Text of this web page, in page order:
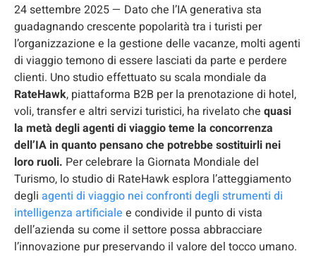
24 settembre 2025 — Dato che l’IA generativa sta
guadagnando crescente popolarità tra i turisti per
l’organizzazione e la gestione delle vacanze, molti agenti
di viaggio temono di essere lasciati da parte e perdere
clienti. Uno studio effettuato su scala mondiale da
RateHawk, piattaforma B2B per la prenotazione di hotel,
voli, transfer e altri servizi turistici, ha rivelato che quasi
la metà degli agenti di viaggio teme la concorrenza
dell’IA in quanto pensano che potrebbe sostituirli nei
loro ruoli. Per celebrare la Giornata Mondiale del
Turismo, lo studio di RateHawk esplora l’atteggiamento
degli agenti di viaggio nei confronti degli strumenti di
intelligenza artificiale e condivide il punto di vista
dell’azienda su come il settore possa abbracciare
l’innovazione pur preservando il valore del tocco umano.